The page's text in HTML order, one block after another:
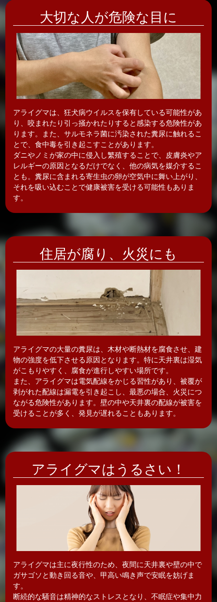
大切な人が危険な目に
アライグマは、狂犬病ウイルスを保有している可能性があ
り、咬まれたり引っ掻かれたりすると感染する危険性があ
ります。また、サルモネラ菌に汚染された糞尿に触れるこ
とで、食中毒を引き起こすことがあります。
ダニやノミが家の中に侵入し繁殖することで、皮膚炎やア
レルギーの原因となるだけでなく、他の病気を媒介するこ
とも。糞尿に含まれる寄生虫の卵が空気中に舞い上がり、
それを吸い込むことで健康被害を受ける可能性もありま
す。
住居が腐り、 火災にも
アライグマの大量の糞尿は、木材や断熱材を腐食させ、建
物の強度を低下させる原因となります。特に天井裏は湿気
がこもりやすく、腐食が進行しやすい場所です。
また、アライグマは電気配線をかじる習性があり、被覆が
剥がれた配線は漏電を引き起こし、最悪の場合、火災につ
ながる危険性があります。壁の中や天井裏の配線が被害を
受けることが多く、発見が遅れることもあります。
アライグマはうるさい！
アライグマは主に夜行性のため、夜間に天井裏や壁の中で
ガサゴソと動き回る音や、甲高い鳴き声で安眠を妨げま
す。
断続的な騒音は精神的なストレスとなり、不眠症や集中力